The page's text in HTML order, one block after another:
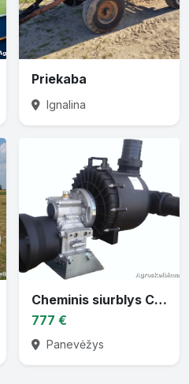
Priekaba
Ignalina
Cheminis siurblys CTP-30 varomas traktoriaus darbiniu velenu
777 €
Panevėžys